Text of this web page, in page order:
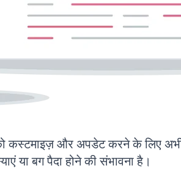
कस्टमाइज़ और अपडेट करने के लिए
या बग पैदा होने की संभावना है।